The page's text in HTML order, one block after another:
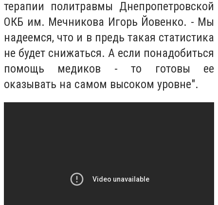
терапии политравмы Днепропетровской
ОКБ им. Мечникова Игорь Йовенко. - Мы
надеемся, что и в предь такая статистика
не будет снижаться. А если понадобиться
помощь медиков - то готовы ее
оказывать на самом высоком уровне".